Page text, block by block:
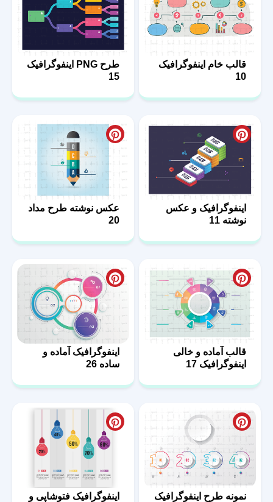
قالب خام اینفوگرافیک
10
طرح PNG اینفوگرافیک
15
اینفوگرافیک و عکس
نوشته 11
عکس نوشته طرح مداد
20
قالب آماده و خالی
اینفوگرافیک 17
اینفوگرافیک آماده و
ساده 26
نمونه طرح اینفوگرافیک
اینفوگرافیک فتوشاپی و